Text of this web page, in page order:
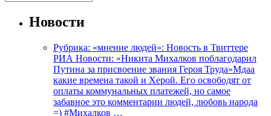
Новости
Рубрика: «мнение людей»: Новость в Твиттере
РИА Новости: «Никита Михалков поблагодарил
Путина за присвоение звания Героя Труда»Мдаа
какие времена такой и Херой. Его освободят от
оплаты коммунальных платежей, но самое
забавное это комментарии людей, любовь народа
=) #Михалков …